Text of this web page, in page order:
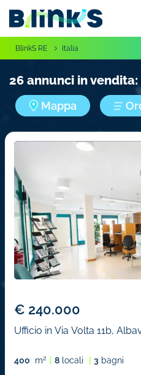
BlinkS RE Italia
26 annunci in
Mappa
€ 240.000
Ufficio in Via Volta 11b,
400 m2 8 locali 3 bagni